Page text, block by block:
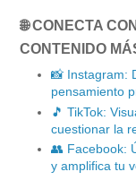
🌐 CONECTA
CONTENIDO
📸 Instagram:
pensamiento
🎵 TikTok:
cuestionar la
👥 Facebook:
y amplifica tu